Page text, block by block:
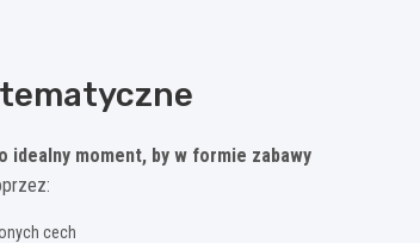
idealny moment, by w formie zabawy
cech